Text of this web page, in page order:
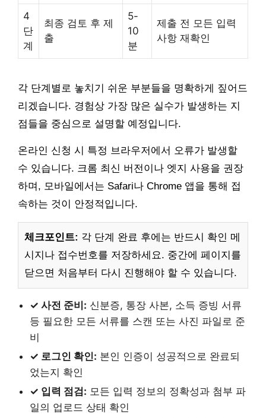
4
단
계
최종 검토 후 제
출
5-
10
분
제출 전 모든 입력
사항 재확인
각 단계별로 놓치기 쉬운 부분들을 명확하게 짚어드
리겠습니다. 경험상 가장 많은 실수가 발생하는 지
점들을 중심으로 설명할 예정입니다.
온라인 신청 시 특정 브라우저에서 오류가 발생할
수 있습니다. 크롬 최신 버전이나 엣지 사용을 권장
하며, 모바일에서는 Safari나 Chrome 앱을 통해 접
속하는 것이 안정적입니다.
체크포인트: 각 단계 완료 후에는 반드시 확인 메
시지나 접수번호를 저장하세요. 중간에 페이지를
닫으면 처음부터 다시 진행해야 할 수 있습니다.
✓ 사전 준비: 신분증, 통장 사본, 소득 증빙 서류
등 필요한 모든 서류를 스캔 또는 사진 파일로 준
비
✓ 로그인 확인: 본인 인증이 성공적으로 완료되
었는지 확인
✓ 입력 점검: 모든 입력 정보의 정확성과 첨부 파
일의 업로드 상태 확인